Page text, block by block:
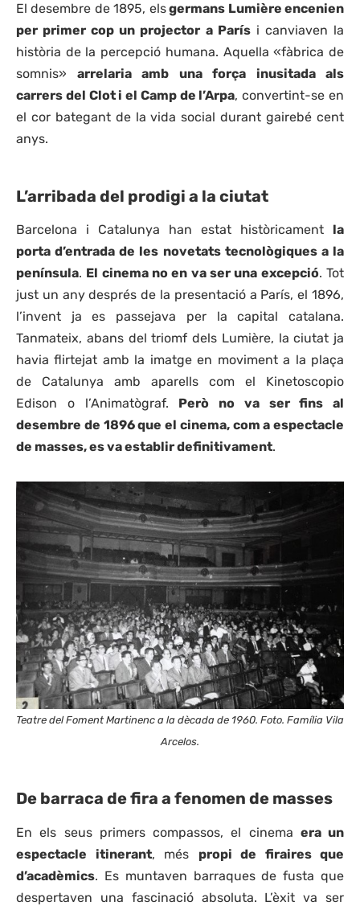
El desembre de 1895, elsgermans Lumière encenien
per primer cop un projector a Parísi canviaven la
història de la percepció humana. Aquella «fàbrica de
somnis» arrelaria amb una força inusitada als
carrers del Clot i el Camp de l’Arpa, convertint-se en
el cor bategant de la vida social durant gairebé cent
anys.
L’arribada del prodigi a la ciutat
Barcelona i Catalunya han estat històricament la
porta d’entrada de les novetats tecnològiques a la
península. El cinema no en va ser una excepció. Tot
just un any després de la presentació a París, el 1896,
l’invent ja es passejava per la capital catalana.
Tanmateix, abans del triomf dels Lumière, la ciutat ja
havia flirtejat amb la imatge en moviment a la plaça
de Catalunya amb aparells com el Kinetoscopio
Edison o l’Animatògraf. Però no va ser fins al
desembre de 1896 que el cinema, com a espectacle
de masses, es va establir definitivament.
Teatre del Foment Martinenc a la dècada de 1960. Foto. Família Vila
Arcelos.
De barraca de fira a fenomen de masses
En els seus primers compassos, el cinema era un
espectacle itinerant, més propi de firaires que
d’acadèmics. Es muntaven barraques de fusta que
despertaven una fascinació absoluta. L’èxit va ser